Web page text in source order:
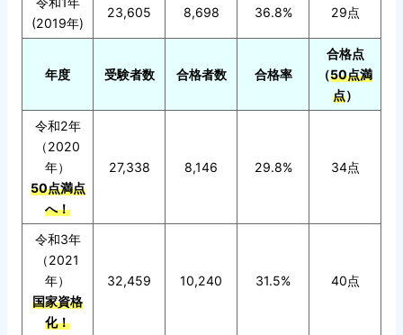
(2019年)
23,605 8,698 36.8% 29点
年度 受験者数 合格者数 合格率
合格点
（50点満
点）
令和2年
（2020
年）
50点満点
へ！
27,338 8,146 29.8% 34点
令和3年
（2021
年）
国家資格
化！
32,459 10,240 31.5% 40点